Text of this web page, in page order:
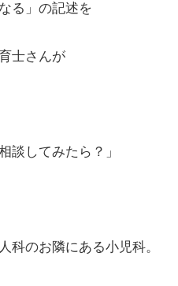
る」の記述を
士さんが
談してみたら？」
科のお隣にある小児科。